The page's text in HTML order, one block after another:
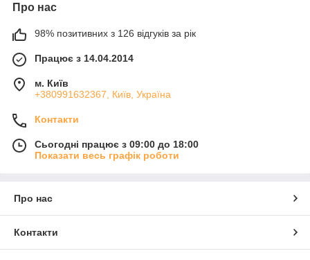
Про нас
98% позитивних з 126 відгуків за рік
Працює з 14.04.2014
м. Київ
+380991632367, Київ, Україна
Контакти
Сьогодні працює з 09:00 до 18:00
Показати весь графік роботи
Про нас
Контакти